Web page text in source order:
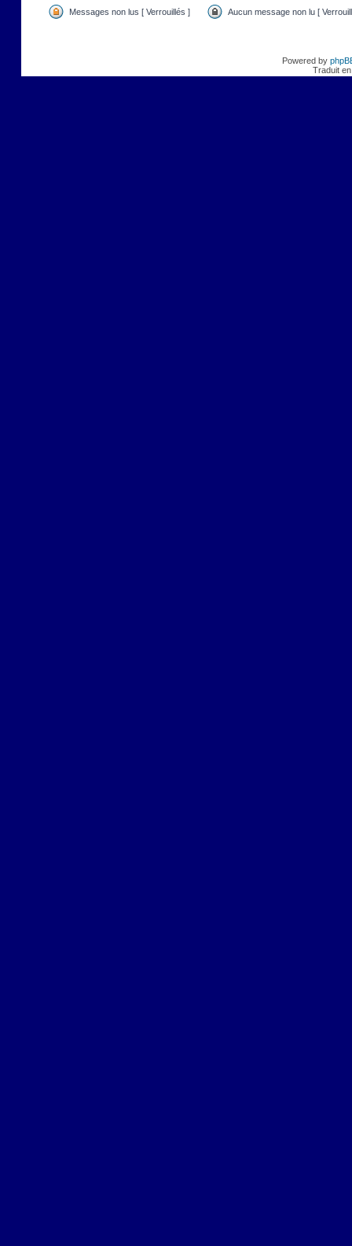
Messages non lus [ Verrouillés ] Aucun message non lu [
Powered by
Traduit